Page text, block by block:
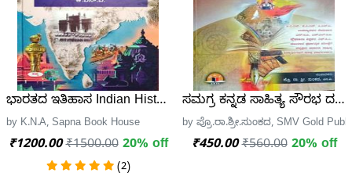
ಭಾರತದ ಇತಿಹಾಸ Indian History| ಕೆ.ಎನ್.ಎ KNA| ಸಪ್ನಾ
by K.N.A, Sapna Book House
₹1200.00 ₹1500.00 20% off
(2)
ಸಮಗ್ರ ಕನ್ನಡ ಸಾಹಿತ್ಯ ಸೌರಭ
by ಪ್ರೊ.ರಾ.ಶ್ರೀ.ಸುಂಕದ, SMV Gold
₹450.00 ₹560.00 20% off